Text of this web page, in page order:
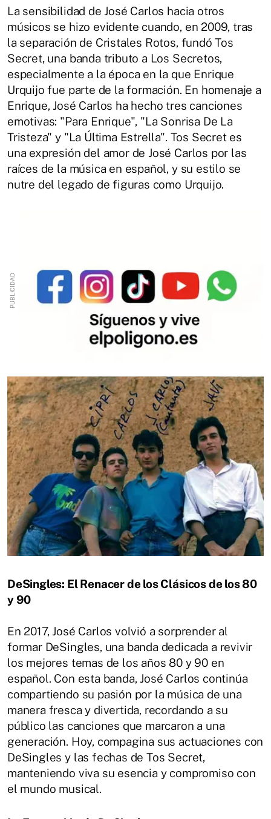
La sensibilidad de José Carlos hacia otros
músicos se hizo evidente cuando, en 2009, tras
la separación de Cristales Rotos, fundó Tos
Secret, una banda tributo a Los Secretos,
especialmente a la época en la que Enrique
Urquijo fue parte de la formación. En homenaje a
Enrique, José Carlos ha hecho tres canciones
emotivas: "Para Enrique", "La Sonrisa De La
Tristeza" y "La Última Estrella". Tos Secret es
una expresión del amor de José Carlos por las
raíces de la música en español, y su estilo se
nutre del legado de figuras como Urquijo.
DeSingles: El Renacer de los Clásicos de los 80
y 90
En 2017, José Carlos volvió a sorprender al
formar DeSingles, una banda dedicada a revivir
los mejores temas de los años 80 y 90 en
español. Con esta banda, José Carlos continúa
compartiendo su pasión por la música de una
manera fresca y divertida, recordando a su
público las canciones que marcaron a una
generación. Hoy, compagina sus actuaciones con
DeSingles y las fechas de Tos Secret,
manteniendo viva su esencia y compromiso con
el mundo musical.